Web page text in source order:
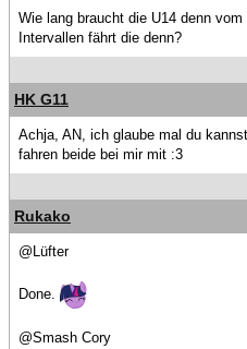
Wie lang braucht die U14 denn
Intervallen fährt die denn?
HK G11
Achja, AN, ich glaube mal du
fahren beide bei mir mit :3
Rukako
@Lüfter
Done.
@Smash Cory